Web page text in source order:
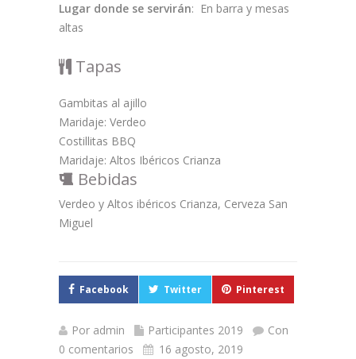
Lugar donde se servirán: En barra y mesas
altas
Tapas
Gambitas al ajillo
Maridaje: Verdeo
Costillitas BBQ
Maridaje: Altos Ibéricos Crianza
Bebidas
Verdeo y Altos ibéricos Crianza, Cerveza San
Miguel
Facebook Twitter Pinterest
Por admin Participantes 2019
Con
0 comentarios
16 agosto, 2019